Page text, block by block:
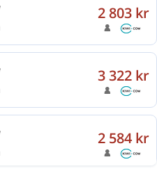
2 803 kr
3 322 kr
2 584 kr